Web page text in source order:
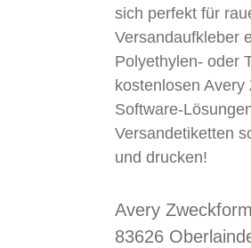
sich perfekt für
Versandaufkleber
Polyethylen- oder
kostenlosen
Software-
Versandetiketten
und drucken!
Avery
83626